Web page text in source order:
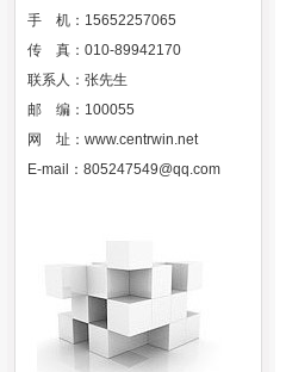
手 机：15652257065
传 真：010-89942170
联系人：张先生
邮 编：100055
网 址： www.centrwin.net
E-mail： 805247549@qq.com